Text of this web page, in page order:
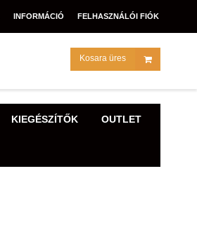
INFORMÁCIÓ FELHASZNÁLÓI FIÓK
Kosara üres
KIEGÉSZÍTŐK OUTLET